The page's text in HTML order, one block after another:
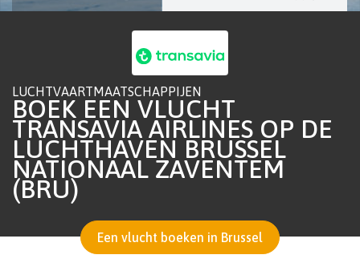
LUCHTVAARTMAATSCHAPPIJEN
BOEK EEN VLUCHT
TRANSAVIA AIRLINES OP DE
LUCHTHAVEN BRUSSEL
NATIONAAL ZAVENTEM
(BRU)
Een vlucht boeken in Brussel